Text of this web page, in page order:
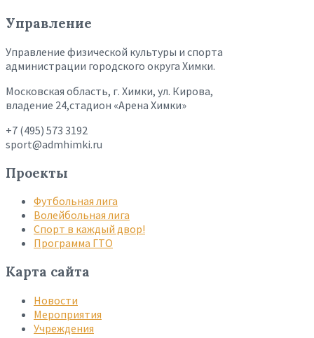
Управление
Управление физической культуры и спорта
администрации городского округа Химки.
Московская область, г. Химки, ул. Кирова,
владение 24,стадион «Арена Химки»
+7 (495) 573 3192
sport@admhimki.ru
Проекты
Футбольная лига
Волейбольная лига
Спорт в каждый двор!
Программа ГТО
Карта сайта
Новости
Мероприятия
Учреждения